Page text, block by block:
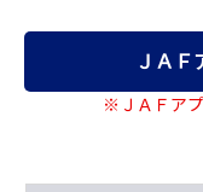
ＪＡＦ
※ＪＡＦア